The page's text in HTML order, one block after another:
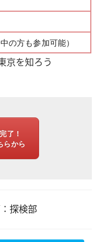
の方も参加可能）
京を知ろう
了！
らから
探検部